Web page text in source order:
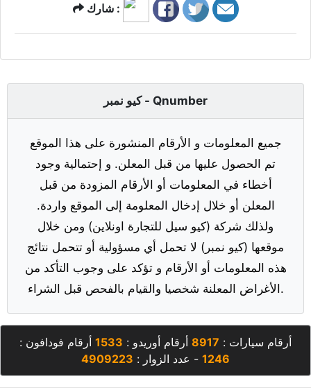
شارك :
كيو نمبر - Qnumber
جميع المعلومات و الأرقام المنشورة على هذا الموقع
تم الحصول عليها من قبل المعلن. و إحتمالية وجود
أخطاء في المعلومات أو الأرقام المزودة من قبل
المعلن أو خلال إدخال المعلومة إلى الموقع واردة.
ولذلك شركة (كيو سيل للتجارة اونلاين) ومن خلال
موقعها (كيو نمبر) لا تحمل أي مسؤولية أو تتحمل نتائج
هذه المعلومات أو الأرقام و تؤكد على وجوب التأكد من
الأغراض المعلنة شخصيا والقيام بالفحص قبل الشراء.
أرقام سيارات : 8917 أرقام أوريدو : 1533 أرقام فودافون :
1246 - عدد الزوار : 4909223